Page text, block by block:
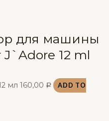
для машины
12 ml
мл 160,00 Р
ADD TO